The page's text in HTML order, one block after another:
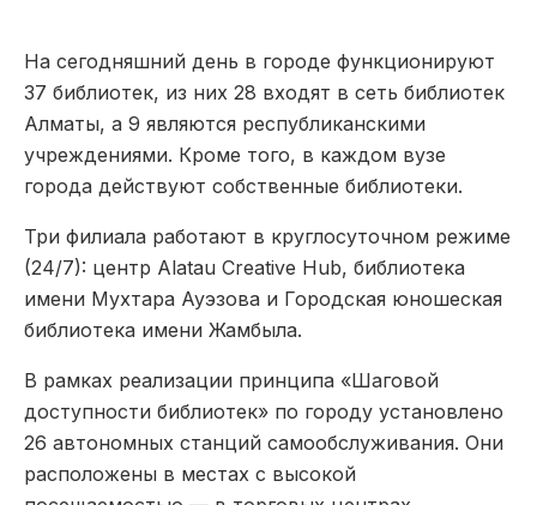
На сегодняшний день в городе функционируют
37 библиотек, из них 28 входят в сеть библиотек
Алматы, а 9 являются республиканскими
учреждениями. Кроме того, в каждом вузе
города действуют собственные библиотеки.
Три филиала работают в круглосуточном режиме
(24/7): центр Alatau Creative Hub, библиотека
имени Мухтара Ауэзова и Городская юношеская
библиотека имени Жамбыла.
В рамках реализации принципа «Шаговой
доступности библиотек» по городу установлено
26 автономных станций самообслуживания. Они
расположены в местах с высокой